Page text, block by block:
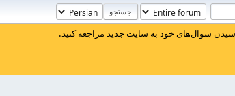
سوال‌های خود به سایت جدید مراجعه کنید.